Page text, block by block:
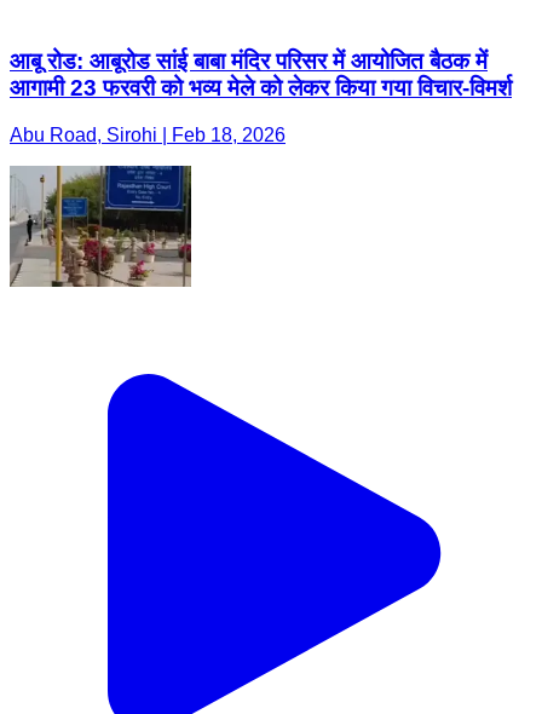
आबू रोड: आबूरोड सांई बाबा मंदिर परिसर में आयोजित बैठक में
आगामी 23 फरवरी को भव्य मेले को लेकर किया गया विचार-विमर्श
Abu Road, Sirohi | Feb 18, 2026